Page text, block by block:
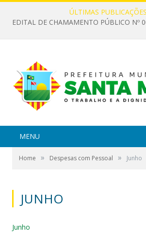
ÚLTIMAS
MENU
Home » Despesas com Pessoal » Junho
JUNHO
Junho